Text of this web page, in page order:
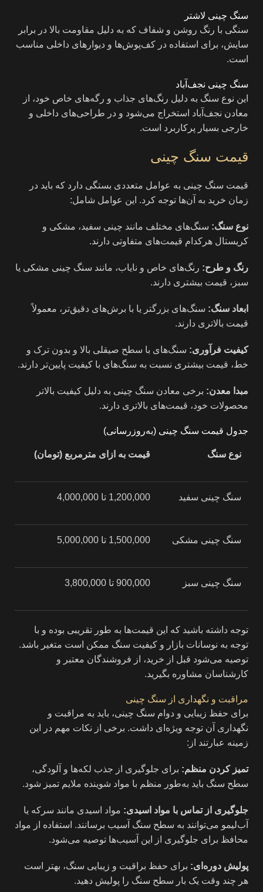
سنگ چینی لاشتر
سنگی با رنگ روشن و شفاف که به دلیل مقاومت بالا در برابر
سایش، برای استفاده در کف‌پوش‌ها و دیوارهای داخلی مناسب
است.
سنگ چینی نجف‌آباد
این نوع سنگ به دلیل رنگ‌های جذاب و رگه‌های خاص خود، از
معادن نجف‌آباد استخراج می‌شود و در طراحی‌های داخلی و
خارجی بسیار پرکاربرد است.
قیمت سنگ چینی
قیمت سنگ چینی به عوامل متعددی بستگی دارد که باید در
زمان خرید به آن‌ها توجه کرد. این عوامل شامل:
نوع سنگ: سنگ‌های مختلف مانند چینی سفید، مشکی و
کریستال هرکدام قیمت‌های متفاوتی دارند.
رنگ و طرح: رنگ‌های خاص و نایاب، مانند سنگ چینی مشکی یا
سبز، قیمت بیشتری دارند.
ابعاد سنگ: سنگ‌های بزرگتر یا با برش‌های دقیق‌تر، معمولاً
قیمت بالاتری دارند.
کیفیت فرآوری: سنگ‌های با سطح صیقلی بالا و بدون ترک و
خط، قیمت بیشتری نسبت به سنگ‌های با کیفیت پایین‌تر دارند.
مبدا معدن: برخی معادن سنگ چینی به دلیل کیفیت بالاتر
محصولات خود، قیمت‌های بالاتری دارند.
جدول قیمت سنگ چینی (به‌روزرسانی)
نوع سنگ قیمت به ازای مترمربع (تومان)
سنگ چینی سفید 1,200,000 تا 4,000,000
سنگ چینی مشکی 1,500,000 تا 5,000,000
سنگ چینی سبز 900,000 تا 3,800,000
توجه داشته باشید که این قیمت‌ها به طور تقریبی بوده و با
توجه به نوسانات بازار و کیفیت سنگ ممکن است متغیر باشد.
توصیه می‌شود قبل از خرید، از فروشندگان معتبر و
کارشناسان مشاوره بگیرید.
مراقبت و نگهداری از سنگ چینی
برای حفظ زیبایی و دوام سنگ چینی، باید به مراقبت و
نگهداری آن توجه ویژه‌ای داشت. برخی از نکات مهم در این
زمینه عبارتند از:
تمیز کردن منظم: برای جلوگیری از جذب لکه‌ها و آلودگی،
سطح سنگ باید به‌طور منظم با مواد شوینده ملایم تمیز شود.
جلوگیری از تماس با مواد اسیدی: مواد اسیدی مانند سرکه یا
آب‌لیمو می‌توانند به سطح سنگ آسیب برسانند. استفاده از مواد
محافظ برای جلوگیری از این آسیب‌ها توصیه می‌شود.
پولیش دوره‌ای: برای حفظ براقیت و زیبایی سنگ، بهتر است
هر چند وقت یک بار سطح سنگ را پولیش دهید.